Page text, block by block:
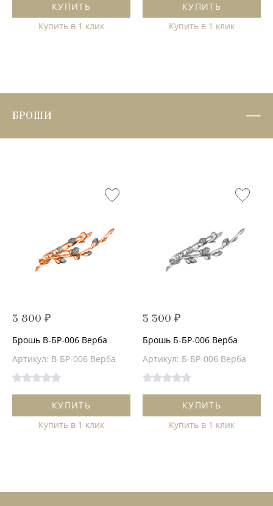
КУПИТЬ
Купить в 1 клик
КУПИТЬ
Купить в 1 клик
БРОШИ
3 800 ₽
Брошь В-БР-006 Верба
Артикул: В-БР-006 Верба
КУПИТЬ
Купить в 1 клик
3 300 ₽
Брошь Б-БР-006 Верба
Артикул: Б-БР-006 Верба
КУПИТЬ
Купить в 1 клик